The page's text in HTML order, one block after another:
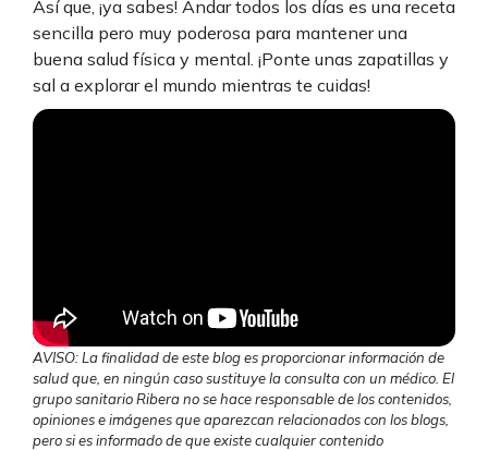
Así que, ¡ya sabes! Andar todos los días es una receta
sencilla pero muy poderosa para mantener una
buena salud física y mental. ¡Ponte unas zapatillas y
sal a explorar el mundo mientras te cuidas!
AVISO: La finalidad de este blog es proporcionar información de
salud que, en ningún caso sustituye la consulta con un médico. El
grupo sanitario Ribera no se hace responsable de los contenidos,
opiniones e imágenes que aparezcan relacionados con los blogs,
pero si es informado de que existe cualquier contenido